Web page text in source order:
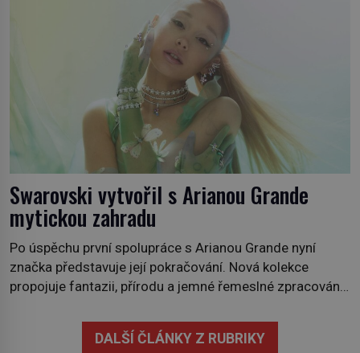
Swarovski vytvořil s Arianou Grande
mytickou zahradu
Po úspěchu první spolupráce s Arianou Grande nyní
značka představuje její pokračování. Nová kolekce
propojuje fantazii, přírodu a jemné řemeslné zpracování
třicítka šperků působí hravě a zároveň rafinovaně.
Spolupráce mezi značkou Swarovski a zpěvačkou a
DALŠÍ ČLÁNKY Z RUBRIKY